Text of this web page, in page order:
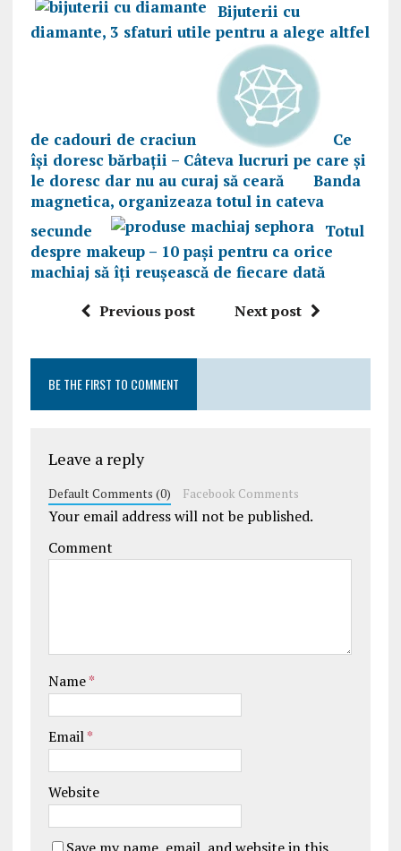
Bijuterii cu
diamante, 3 sfaturi utile pentru a alege altfel
de cadouri de craciun
Ce
își doresc bărbații – Câteva lucruri pe care și
le doresc dar nu au curaj să ceară
Banda
magnetica, organizeaza totul in cateva
secunde
Totul
despre makeup – 10 pași pentru ca orice
machiaj să îți reușească de fiecare dată
Previous post Next post
BE THE FIRST TO COMMENT
Leave a reply
Default Comments (0) Facebook Comments
Your email address will not be published.
Comment
Name*
Email*
Website